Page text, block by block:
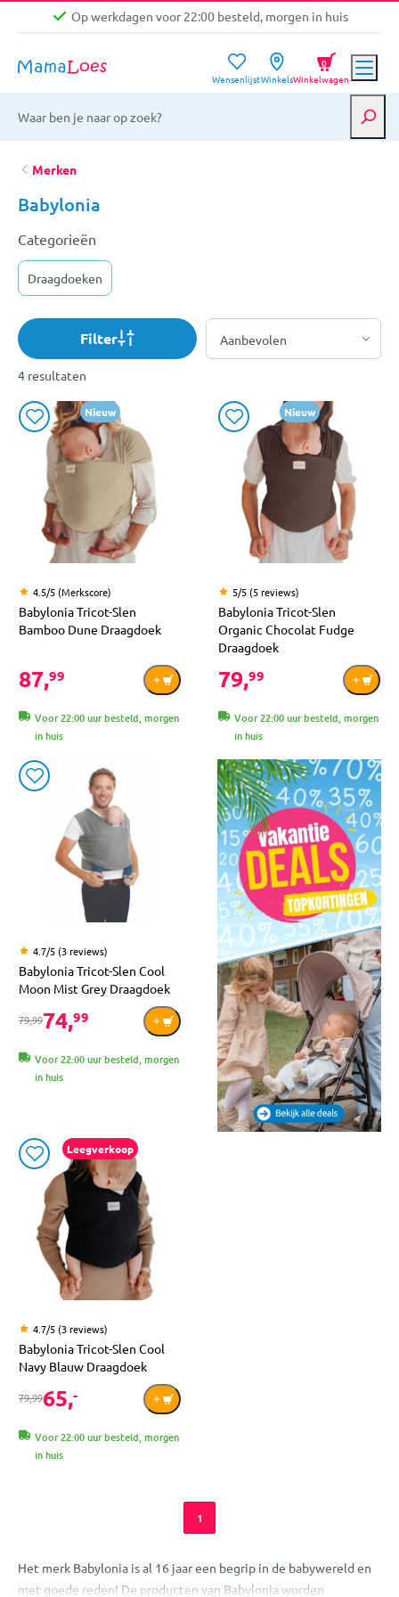
Op werkdagen voor 22:00 besteld, morgen in huis
Gratis verzending vanaf €39,-
Op werkdagen voor 22:00 besteld, morgen in huis
WensenlijstWinkelsWinkelwagen
0
Merken
Babylonia
Categorieën
Draagdoeken
Filter
4 resultaten
Nieuw
4.5/5 (Merkscore)
Babylonia Tricot-Slen
Bamboo Dune Draagdoek
87,99
Voor 22:00 uur besteld, morgen
in huis
Nieuw
5/5 (5 reviews)
Babylonia Tricot-Slen
Organic Chocolat Fudge
Draagdoek
79,99
Voor 22:00 uur besteld, morgen
in huis
4.7/5 (3 reviews)
Babylonia Tricot-Slen Cool
Moon Mist Grey Draagdoek
79,9974,99
Voor 22:00 uur besteld, morgen
in huis
Leegverkoop
4.7/5 (3 reviews)
Babylonia Tricot-Slen Cool
Navy Blauw Draagdoek
79,9965,-
Voor 22:00 uur besteld, morgen
in huis
1
Het merk Babylonia is al 16 jaar een begrip in de babywereld en
met goede reden! De producten van Babylonia worden